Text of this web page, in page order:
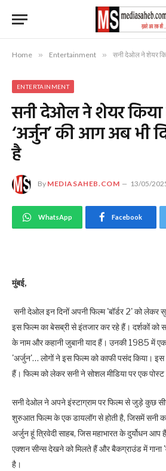
Home » Entertainment » सनी देओल ने शेयर किया
ENTERTAINMENT
सनी देओल ने शेयर किया
‘अर्जुन’ की आग अब भी
है
By MEDIASAHEB.COM 13/05/
WhatsApp Facebook
मुंबई,
सनी देओल इन दिनों अपनी फिल्म 'बॉर्डर 2' को लेकर
इस फिल्म का बेसब्री से इंतजार कर रहे हैं। दर्शकों को
के नाम और कहानी जुबानी याद हैं। उनकी 1985 में
'अर्जुन'… लोगों ने इस फिल्म को काफी पसंद किया।
हैं। फिल्म को लेकर सनी ने सोशल मीडिया पर एक
सनी देओल ने अपने इंस्टाग्राम पर फिल्म से जुड़े कुछ
शुरुआत फिल्म के एक डायलॉग से होती है, जिसमें सनी
अर्जुन हूं त्रिवेदी साहब, जिस महाभारत के दुर्योधन
एक्शन सीन्स देखने को मिलते हैं और बैकग्राउंड में गाना
है।